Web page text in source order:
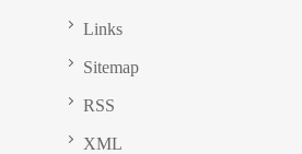
Links
Sitemap
RSS
XML